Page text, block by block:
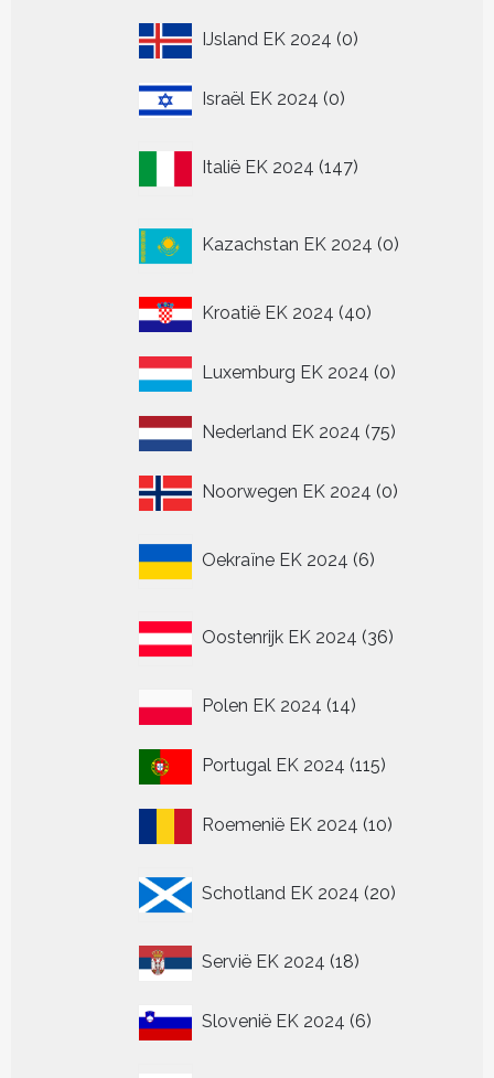
IJsland EK 2024 00
Israël EK 2024 00
Italië EK 2024 147
producten
Kazachstan EK 2024 0
producten
Kroatië EK 2024 4040
Luxemburg EK 2024 00
Nederland EK 2024 7575
Noorwegen EK 2024 00
Oekraïne EK 2024 6
producten
Oostenrijk EK 2024 36
producten
Polen EK 2024 1414
Portugal EK 2024 115115
Roemenië EK 2024 1010
Schotland EK 2024 20
producten
Servië EK 2024 1818
Slovenië EK 2024 66